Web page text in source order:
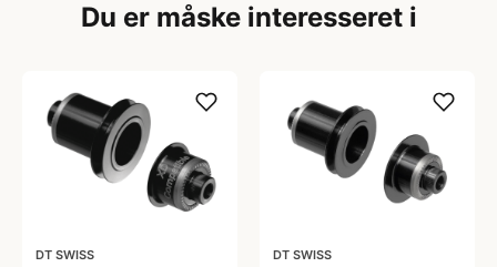
Du er måske interesseret i
DT SWISS DT SWISS